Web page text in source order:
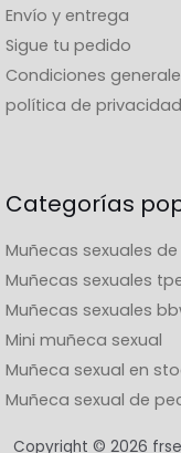
Envío y entrega
Sigue tu pedido
Condiciones
política de privacidad
Categorías
Muñecas sexuales
Muñecas sexuales
Muñecas sexuales
Mini muñeca sexual
Muñeca sexual en
Muñeca sexual de
Copyright © 2026